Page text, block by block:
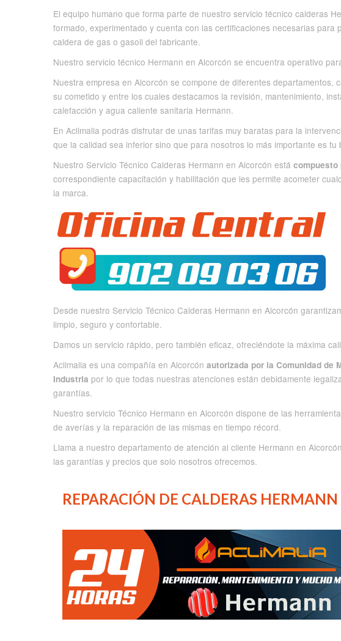
El equipo humano que forma parte de nuestro servicio técnico calderas
formado, experimentado y cuenta con las certificaciones necesarias
caldera de gas o gasoil del fabricante.
Nuestro servicio técnico Hermann en Alcorcón se encuentra operativo
Nuestra empresa en Alcorcón se compone de diferentes departamentos,
su cometido y entre los cuales destacamos la revisión, mantenimiento,
calefacción y agua caliente sanitaria Hermann.
En Aclimalia podrás disfrutar de unas tarifas muy baratas para la
que la calidad sea inferior sino que para nosotros lo más importante es tu
Nuestro Servicio Técnico Calderas Hermann en Alcorcón está compuesto
correspondiente capacitación y habilitación que les permite acometer
la marca.
Desde nuestro Servicio Técnico Calderas Hermann en Alcorcón
limpio, seguro y confortable.
Damos un servicio rápido, pero también eficaz, ofreciéndote la máxima
Aclimalia es una compañía en Alcorcón autorizada por la Comunidad de
Industria por lo que todas nuestras atenciones están debidamente
garantías.
Nuestro servicio Técnico Hermann en Alcorcón dispone de las
de averías y la reparación de las mismas en tiempo récord.
Llama a nuestro departamento de atención al cliente Hermann en
las garantías y precios que solo nosotros ofrecemos.
REPARACIÓN DE CALDERAS